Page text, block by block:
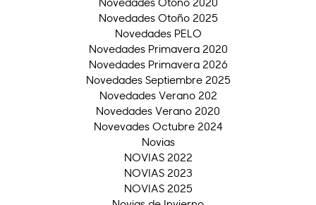
Novedades Otoño 2025
Novedades PELO
Novedades Primavera 2020
Novedades Primavera 2026
Novedades Septiembre 2025
Novedades Verano 202
Novedades Verano 2020
Novevades Octubre 2024
Novias
NOVIAS 2022
NOVIAS 2023
NOVIAS 2025